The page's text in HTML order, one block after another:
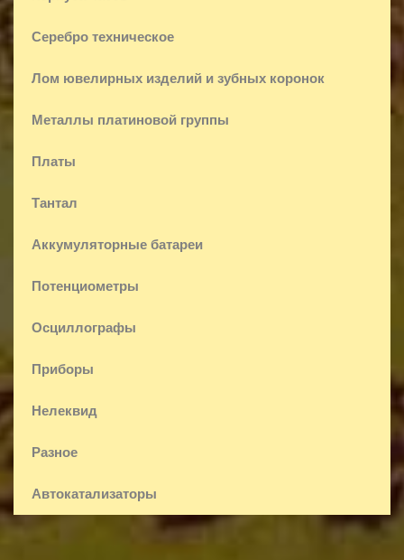
Серебро техническое
Лом ювелирных изделий и зубных коронок
Металлы платиновой группы
Платы
Тантал
Аккумуляторные батареи
Потенциометры
Осциллографы
Приборы
Нелеквид
Разное
Автокатализаторы